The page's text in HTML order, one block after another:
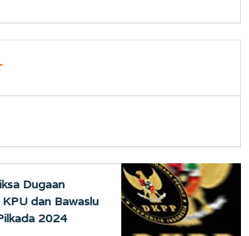
Dugaan
dan Bawaslu
2024